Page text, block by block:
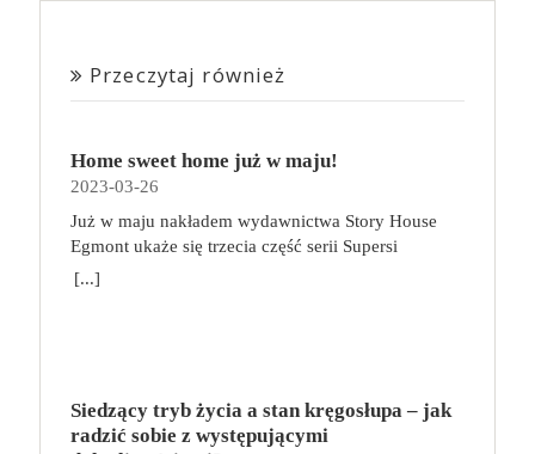
Przeczytaj również
Home sweet home już w maju!
2023-03-26
Już w maju nakładem wydawnictwa Story House
Egmont ukaże się trzecia część serii Supersi
scenarzysty Frederic Maupome. Ten tom nosi tytuł
przed odkryciem, kim są. W tej serii autorzy
podejmują takie tematy, jak poszukiwanie
[...]
Siedzący tryb życia a stan kręgosłupa – jak
radzić sobie z występującymi